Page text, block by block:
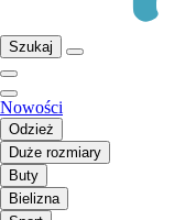
Szukaj
Nowości
Odzież
Duże rozmiary
Buty
Bielizna